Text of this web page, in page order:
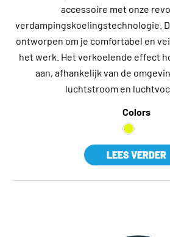
accessoire met onze
verdampingskoelingstechnologie.
ontworpen om je comfortabel en
het werk. Het verkoelende effect
aan, afhankelijk van de
luchtstroom en
Colors
LEES VERDER